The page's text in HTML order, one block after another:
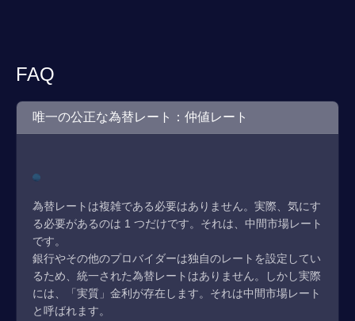
FAQ
唯一の公正な為替レート：仲値レート
為替レートは複雑である必要はありません。実際、気にす
る必要があるのは 1 つだけです。それは、中間市場レート
です。
銀行やその他のプロバイダーは独自のレートを設定してい
るため、統一された為替レートはありません。しかし実際
には、「実質」金利が存在します。それは中間市場レート
と呼ばれます。